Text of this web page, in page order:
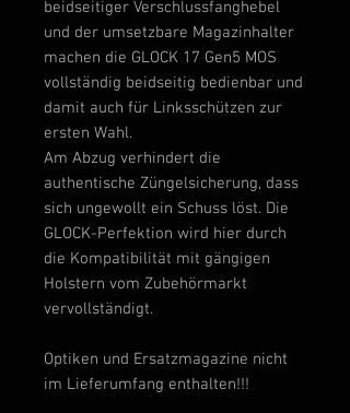
beidseitiger Verschlussfanghebel
und der umsetzbare Magazinhalter
machen die GLOCK 17 Gen5 MOS
vollständig beidseitig bedienbar und
damit auch für Linksschützen zur
ersten Wahl.
Am Abzug verhindert die
authentische Züngelsicherung, dass
sich ungewollt ein Schuss löst. Die
GLOCK-Perfektion wird hier durch
die Kompatibilität mit gängigen
Holstern vom Zubehörmarkt
vervollständigt.
Optiken und Ersatzmagazine nicht
im Lieferumfang enthalten!!!